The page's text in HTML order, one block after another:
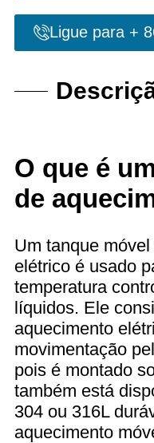
Ligue para +
O que é
de
Um tanque
elétrico é usado
temperatura
líquidos. Ele
aquecimento
movimentação
pois é montado
também está
304 ou 316L
aquecimento